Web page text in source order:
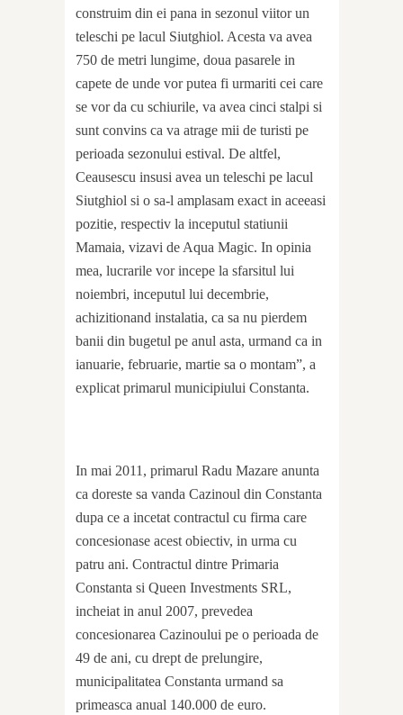
construim din ei pana in sezonul viitor un
teleschi pe lacul Siutghiol. Acesta va avea
750 de metri lungime, doua pasarele in
capete de unde vor putea fi urmariti cei care
se vor da cu schiurile, va avea cinci stalpi si
sunt convins ca va atrage mii de turisti pe
perioada sezonului estival. De altfel,
Ceausescu insusi avea un teleschi pe lacul
Siutghiol si o sa-l amplasam exact in aceeasi
pozitie, respectiv la inceputul statiunii
Mamaia, vizavi de Aqua Magic. In opinia
mea, lucrarile vor incepe la sfarsitul lui
noiembri, inceputul lui decembrie,
achizitionand instalatia, ca sa nu pierdem
banii din bugetul pe anul asta, urmand ca in
ianuarie, februarie, martie sa o montam”, a
explicat primarul municipiului Constanta.
In mai 2011, primarul Radu Mazare anunta
ca doreste sa vanda Cazinoul din Constanta
dupa ce a incetat contractul cu firma care
concesionase acest obiectiv, in urma cu
patru ani. Contractul dintre Primaria
Constanta si Queen Investments SRL,
incheiat in anul 2007, prevedea
concesionarea Cazinoului pe o perioada de
49 de ani, cu drept de prelungire,
municipalitatea Constanta urmand sa
primeasca anual 140.000 de euro.